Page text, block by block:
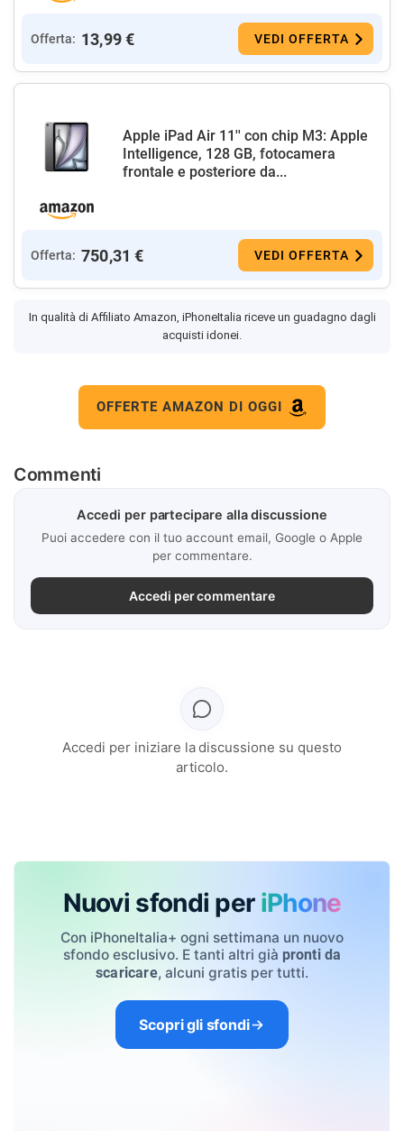
Offerta: 13,99 € VEDI OFFERTA
Apple iPad Air 11'' con chip M3: Apple
Intelligence, 128 GB, fotocamera
frontale e posteriore da...
Offerta: 750,31 € VEDI OFFERTA
In qualità di Affiliato Amazon, iPhoneItalia riceve un guadagno dagli
acquisti idonei.
OFFERTE AMAZON DI OGGI
Commenti
Accedi per partecipare alla discussione
Puoi accedere con il tuo account email, Google o Apple
per commentare.
Accedi per commentare
Accedi per iniziare la discussione su questo
articolo.
Nuovi sfondi per iPhone
Con iPhoneItalia+ ogni settimana un nuovo
sfondo esclusivo. E tanti altri già pronti da
scaricare, alcuni gratis per tutti.
Scopri gli sfondi